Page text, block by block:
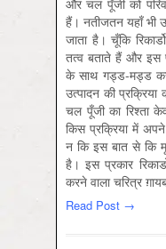
और चल पूँजी को
हैं। नतीजतन यहाँ भी
जाता है। चूँकि
तत्व बताते हैं और इस
के साथ गड्ड-मड्ड
उत्पादन की प्रक्रिया
चल पूँजी का रिश्ता
किस प्रक्रिया में
न कि इस बात से कि
है। इस प्रकार
करने वाला चरित्र
Read Post →